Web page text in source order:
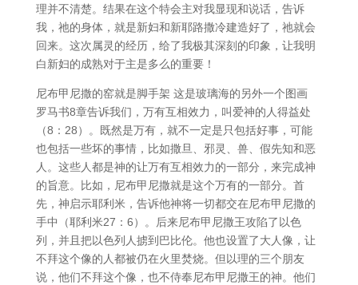
理并不清楚。结果在这个特会主对我显现和说话，告诉
我，祂的身体，就是新妇和新耶路撒冷建造好了，祂就会
回来。这次属灵的经历，给了我极其深刻的印象，让我明
白新妇的成熟对于主是多么的重要！
尼布甲尼撒的窑就是脚手架 这是玻璃海的另外一个图画
罗马书8章告诉我们，万有互相效力，叫爱神的人得益处
（8：28）。既然是万有，就不一定是只包括好事，可能
也包括一些坏的事情，比如撒旦、邪灵、兽、假先知和恶
人。这些人都是神的让万有互相效力的一部分，来完成神
的旨意。比如，尼布甲尼撒就是这个万有的一部分。首
先，神启示耶利米，告诉他神将一切都交在尼布甲尼撒的
手中（耶利米27：6）。后来尼布甲尼撒王攻陷了以色
列，并且把以色列人掳到巴比伦。他也设置了大人像，让
不拜这个像的人都被仍在火里焚烧。但以理的三个朋友
说，他们不拜这个像，也不侍奉尼布甲尼撒王的神。他们